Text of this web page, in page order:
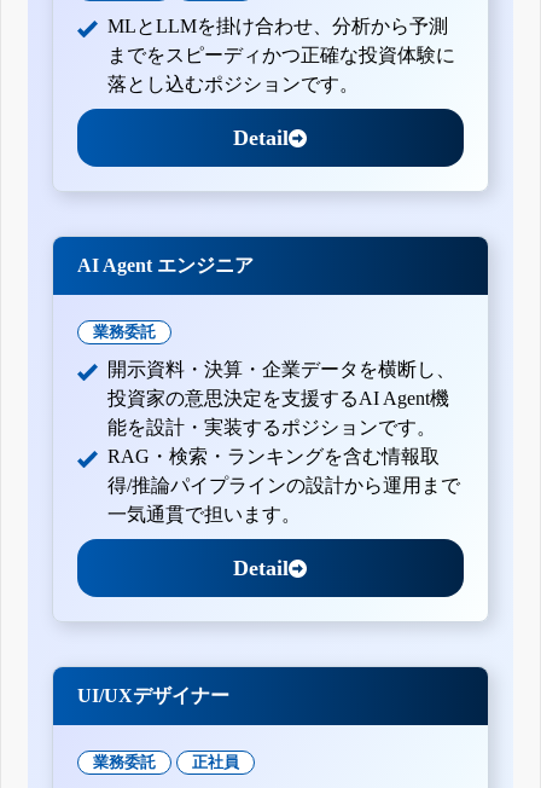
MLとLLMを掛け合わせ、分析から予測
までをスピーディかつ正確な投資体験に
落とし込むポジションです。
Detail
AI Agent エンジニア
業務委託
開示資料・決算・企業データを横断し、
投資家の意思決定を支援するAI Agent機
能を設計・実装するポジションです。
RAG・検索・ランキングを含む情報取
得/推論パイプラインの設計から運用まで
一気通貫で担います。
Detail
UI/UXデザイナー
業務委託 正社員